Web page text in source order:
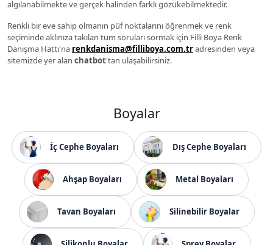
algılanabilmekte ve gerçek halinden farklı gözükebilmektedir.
Renkli bir eve sahip olmanın püf noktalarını öğrenmek ve renk
seçiminde aklınıza takılan tüm soruları sormak için Filli Boya Renk
Danışma Hattı'na renkdanisma@filliboya.com.tradresinden veya
sitemizde yer alan chatbot'tan ulaşabilirsiniz.
Boyalar
İç Cephe Boyaları Dış Cephe Boyaları
Ahşap Boyaları Metal Boyaları
Tavan Boyaları Silinebilir Boyalar